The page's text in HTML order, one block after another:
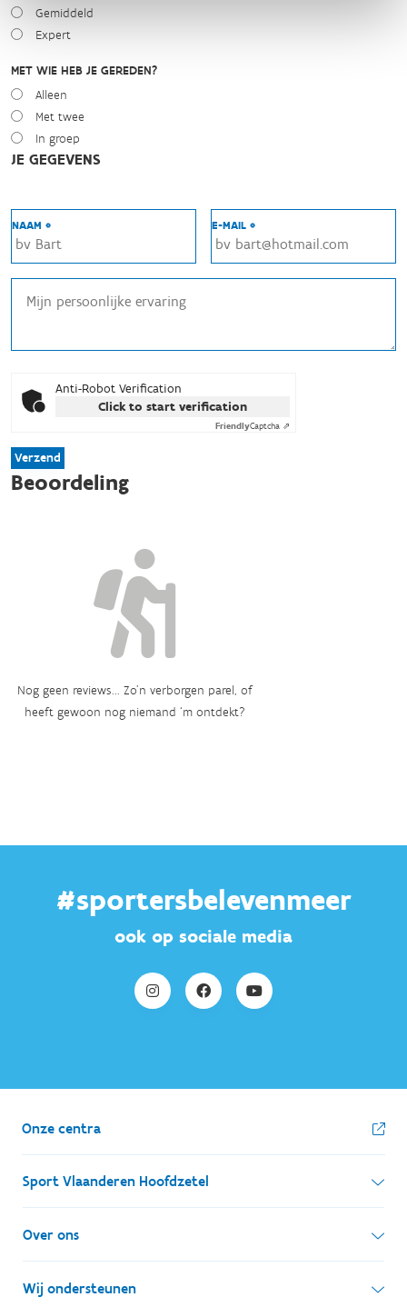
Gemiddeld
Expert
MET WIE HEB JE GEREDEN?
Alleen
Met twee
In groep
JE GEGEVENS
NAAM * E-MAIL *
Anti-Robot Verification
Click to start verification
FriendlyCaptcha ⇗
Verzend
Beoordeling
Nog geen reviews... Zo’n verborgen parel, of
heeft gewoon nog niemand ‘m ontdekt?
#sportersbelevenmeer
ook op sociale media
Onze centra
Sport Vlaanderen Hoofdzetel
Simon Bolivarlaan 17
1000 Brussel
Ondernemingsnummer: BE 0248.142.826
Over ons
Wie zijn we, wat doen we
Wij ondersteunen